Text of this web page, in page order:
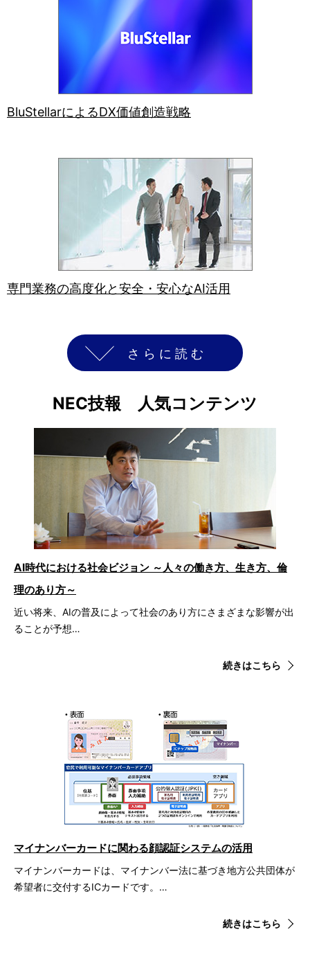
BluStellarによるDX価値創造戦略
専門業務の高度化と安全・安心なAI活用
さらに読む
NEC技報 人気コンテンツ
近い将来、AIの普及によって社会のあり方にさまざまな影響が出
ることが予想…
続きはこちら
AI時代における社会ビジョン ～人々の働き方、生き方、倫
理のあり方～
マイナンバーカードは、マイナンバー法に基づき地方公共団体が
希望者に交付するICカードです。…
続きはこちら
マイナンバーカードに関わる顔認証システムの活用